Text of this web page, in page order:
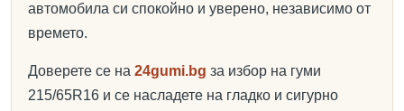
автомобила си спокойно и уверено, независимо от
времето.
Доверете се на 24gumi.bg за избор на гуми
215/65R16 и се насладете на гладко и сигурно